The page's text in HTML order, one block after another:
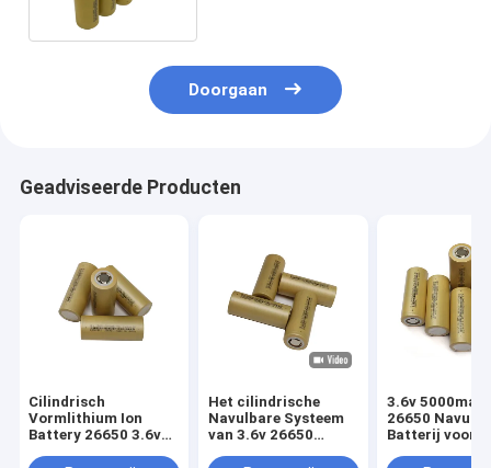
Doorgaan
Geadviseerde Producten
Cilindrisch
Vormlithium Ion
Battery 26650 3.6v
Het cilindrische
Navulbare Systeem
van 3.6v 26650
3.6v 5000mah
26650
Batterij voor